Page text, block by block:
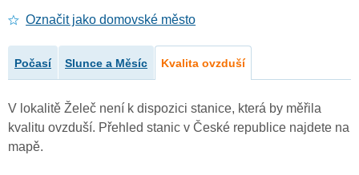
Označit jako domovské město
Počasí Slunce a Měsíc Kvalita ovzduší
V lokalitě Želeč není k dispozici stanice, která by měřila
kvalitu ovzduší. Přehled stanic v České republice najdete na
mapě.